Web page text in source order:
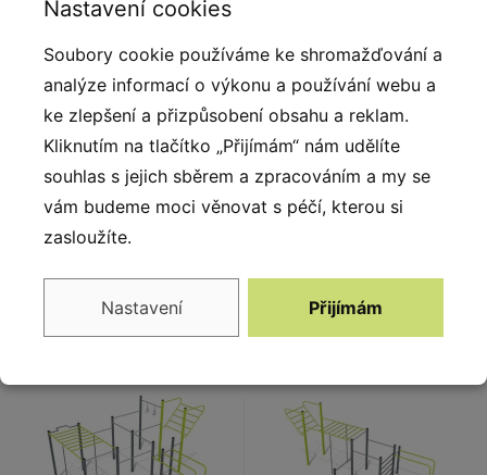
Někdy méně znamená více a to je přesně případ řady
SMART. Jednoduchá, ale odolná konstrukce a jemné
detaily jsou charakteristickými znaky těchto výrobků.
Pevná konstrukce hrazdy je vyrobená z kvalitní černé
oceli, ošetřená pískováním.
Alternativy
Nastavení cookies
Soubory cookie používáme ke shromažďování a
analýze informací o výkonu a používání webu a
ke zlepšení a přizpůsobení obsahu a reklam.
Kliknutím na tlačítko „Přijímám“ nám udělíte
souhlas s jejich sběrem a zpracováním a my se
vám budeme moci věnovat s péčí, kterou si
zasloužíte.
Nastavení Přijímám